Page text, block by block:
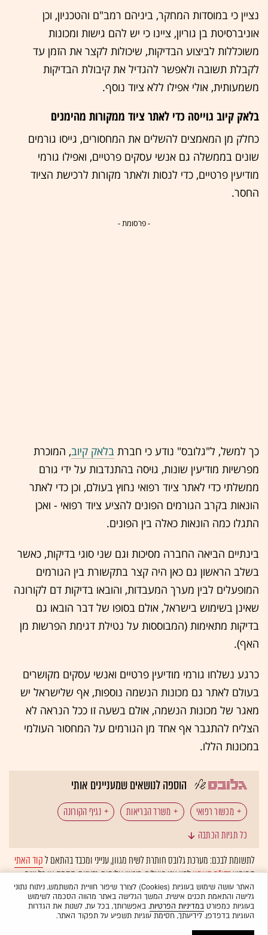
נציין כי במוסדות המחקר, ביניהם רמב"ם והטכניון, וכן
אוניברסיטת בן גוריון, ציינו כי יש להם גישות ומכונות
משוכללות לביצוע הבדיקות, שיכולות לקצר את הזמן עד
לקבלת תשובה ולאפשר להגדיל את קיבולת הבדיקות
משמעותית, אולי אפילו ללא ציוד נוסף.
בלאק קיוב גוייסה כדי לאתר ציוד ממקורות מהימנים
כחלק מן המאמצים להשלים את המחסורים, גייסו גורמים
שונים בממשלה גם אנשי עסקים פרטיים, ואפילו גורמי
מודיעין פרטיים, כדי לנסות ולאתר מקורות לרכישת הציוד
החסר.
- פרסומת -
כך למשל, ל"גלובס" נודע כי חברת בלאק קיוב, המוכרת
מפרשיות מודיעין שונות, גויסה בהתנדבות על ידי גורם
ממשלתי כדי לאתר ציוד רפואי נחוץ בעולם, וכן כדי לאתר
הונאות בקרב הגורמים הפונים להציע ציוד רפואי - ואכן
התגלו כמה הונאות כאלה בין הפונים.
בינתיים הביאה החברה מסיכות וגם שני סוגי בדיקות, כאשר
בשלב הראשון גם כאן היה קצר בתקשורת בין הגורמים
המופעלים לבין מערך המעבדות, והובאו בדיקות דם לקורונה
שאינן בשימוש בישראל, אולם בסופו של דבר הובאו גם
בדיקות מתאימות (המבוססות על נטילת דגימת הפרשות מן
האף).
כרגע נשלחו גורמי מודיעין פרטיים ואנשי עסקים מקושרים
בעולם לאתר גם מכונות הנשמה נוספות, אף שלישראל יש
מאגר של מכונות הנשמה, אולם בשעה זו ככל הנראה לא
הצליח להתגבר אף אחד מן הגורמים על המחסור העולמי
במכונות הללו.
הוספה לנושאים שמעניינים אותי
מכשור רפואי משרד הבריאות נגיף הקורונה
כל תגיות הכתבה
לתשומת לבכם: מערכת גלובס חותרת לשיח מגוון, ענייני ומכבד בהתאם לקוד האתי
המופיעבדו"ח האמוןלפיו אנו פועלים. ביטויי אלימות, גזענות, הסתה או כל שיח
בלתי הולם אחר מסוננים בצורהאוטומטיתולא יפורסמו באתר.
האתר עושה שימוש בעוגיות (Cookies) לצורך שיפור חוויית המשתמש, ניתוח נתוני
גלישה והתאמת תכנים אישית. המשך הגלישה באתר מהווה הסכמה לשימוש
בעוגיות כמפורטבמדיניות הפרטיות. באפשרותך, בכל עת, לשנות את הגדרות
העוגיות בדפדפן. לידיעתך, חסימת עוגיות תשפיע על תפקוד האתר.